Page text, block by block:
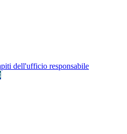
dell'ufficio responsabile